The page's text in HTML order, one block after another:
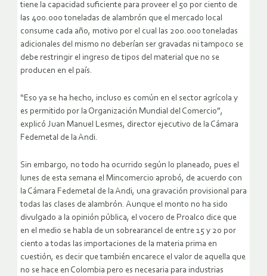
tiene la capacidad suficiente para proveer el 50 por ciento de
las 400.000 toneladas de alambrón que el mercado local
consume cada año, motivo por el cual las 200.000 toneladas
adicionales del mismo no deberían ser gravadas ni tampoco se
debe restringir el ingreso de tipos del material que no se
producen en el país.
“Eso ya se ha hecho, incluso es común en el sector agrícola y
es permitido por la Organización Mundial del Comercio”,
explicó Juan Manuel Lesmes, director ejecutivo de la Cámara
Fedemetal de la Andi.
Sin embargo, no todo ha ocurrido según lo planeado, pues el
lunes de esta semana el Mincomercio aprobó, de acuerdo con
la Cámara Fedemetal de la Andi, una gravación provisional para
todas las clases de alambrón. Aunque el monto no ha sido
divulgado a la opinión pública, el vocero de Proalco dice que
en el medio se habla de un sobrearancel de entre 15 y 20 por
ciento a todas las importaciones de la materia prima en
cuestión, es decir que también encarece el valor de aquella que
no se hace en Colombia pero es necesaria para industrias